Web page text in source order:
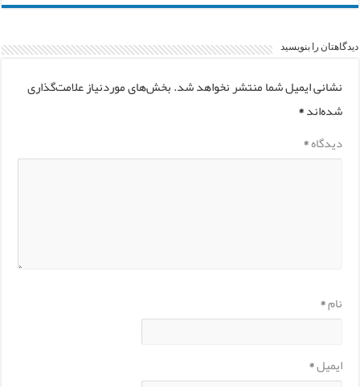
دیدگاهتان را بنویسید
نشانی ایمیل شما منتشر نخواهد شد.بخش‌های موردنیاز علامت‌گذاری
شده‌اند*
دیدگاه*
نام*
ایمیل*